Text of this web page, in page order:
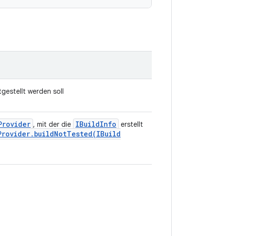
werden soll
, mit der die IBuildInfo erstellt
. buildNotTested(IBuild